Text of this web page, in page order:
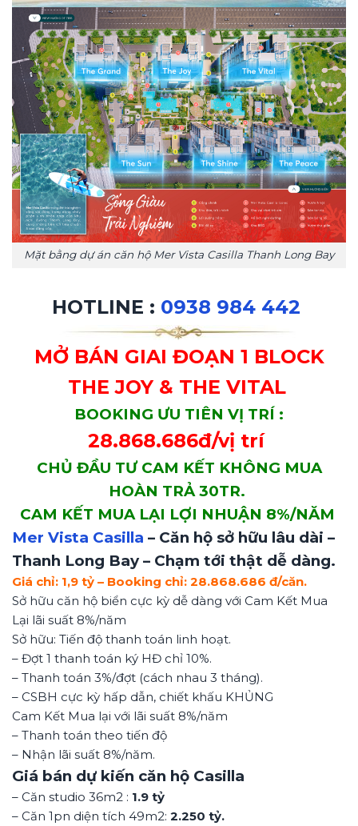
Mặt bằng dự án căn hộ Mer Vista Casilla Thanh Long Bay
HOTLINE : 0938 984 442
MỞ BÁN GIAI ĐOẠN 1 BLOCK
THE JOY & THE VITAL
BOOKING ƯU TIÊN VỊ TRÍ :
28.868.686đ/vị trí
CHỦ ĐẦU TƯ CAM KẾT KHÔNG MUA
HOÀN TRẢ 30TR.
CAM KẾT MUA LẠI LỢI NHUẬN 8%/NĂM
Mer Vista Casilla – Căn hộ sở hữu lâu dài –
Thanh Long Bay – Chạm tới thật dễ dàng.
Giá chỉ: 1,9 tỷ – Booking chỉ: 28.868.686 đ/căn.
Sở hữu căn hộ biển cực kỳ dễ dàng với Cam Kết Mua
Lại lãi suất 8%/năm
Sở hữu: Tiến độ thanh toán linh hoạt.
– Đợt 1 thanh toán ký HĐ chỉ 10%.
– Thanh toán 3%/đợt (cách nhau 3 tháng).
– CSBH cực kỳ hấp dẫn, chiết khấu KHỦNG
Cam Kết Mua lại với lãi suất 8%/năm
– Thanh toán theo tiến độ
– Nhận lãi suất 8%/năm.
Giá bán dự kiến căn hộ Casilla
– Căn studio 36m2 : 1.9 tỷ
– Căn 1pn diện tích 49m2: 2.250 tỷ.